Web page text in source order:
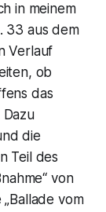
in meinem
33 aus dem
Verlauf
ob
das
die
Teil des
von
Ballade vom